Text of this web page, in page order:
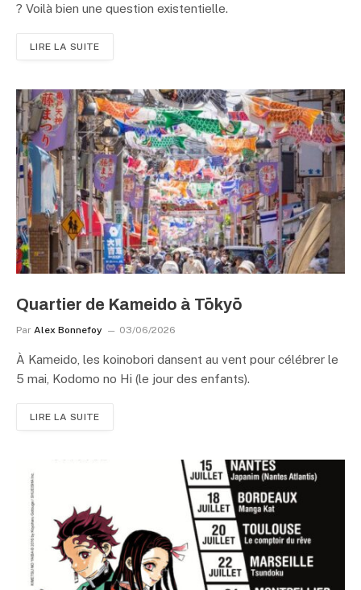
? Voilà bien une question existentielle.
LIRE LA SUITE
Quartier de Kameido à Tōkyō
Par Alex Bonnefoy 03/06/2026
À Kameido, les koinobori dansent au vent pour célébrer le
5 mai, Kodomo no Hi (le jour des enfants).
LIRE LA SUITE